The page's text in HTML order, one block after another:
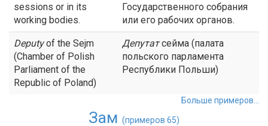
sessions or in its
working bodies.
Государственного собрания
или его рабочих органов.
Deputyof the Sejm
(Chamber of Polish
Parliament of the
Republic of Poland)
Депутатсейма (палата
польского парламента
Республики Польши)
Больше примеров...
Зам (примеров 65)